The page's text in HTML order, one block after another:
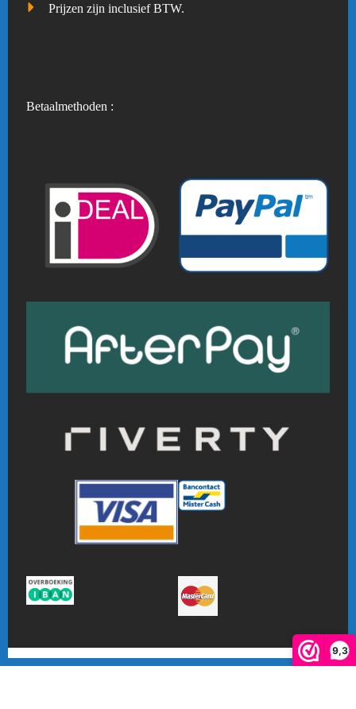
9,3
Prijzen zijn inclusief BTW.
Betaalmethoden :